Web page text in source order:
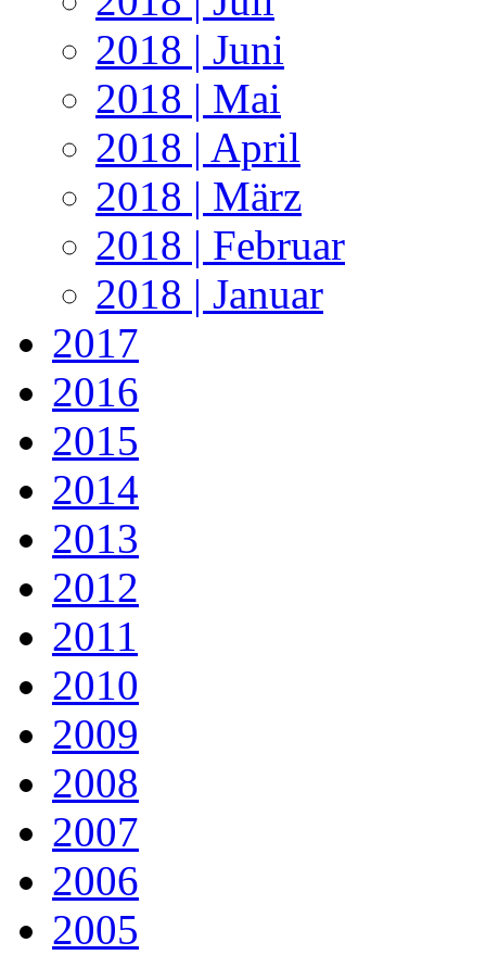
2018 | Juni
2018 | Mai
2018 | April
2018 | März
2018 | Februar
2018 | Januar
2017
2016
2015
2014
2013
2012
2011
2010
2009
2008
2007
2006
2005